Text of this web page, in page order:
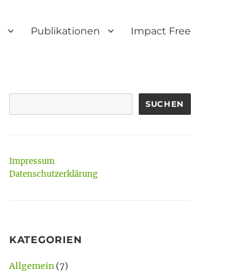
Publikationen Impact Free
SUCHEN
Impressum
Datenschutzerklärung
KATEGORIEN
Allgemein(7)